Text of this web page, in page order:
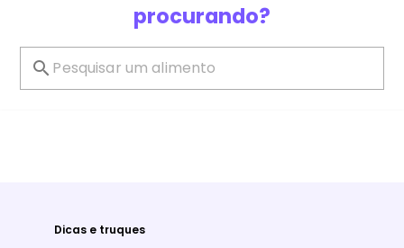
procurando?
Dicas e truques